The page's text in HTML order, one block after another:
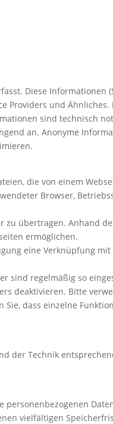
Diese Informationen
Providers und
sind technisch
an. Anonyme
die von einem
Browser,
zu übertragen. Anhand
ermöglichen.
eine Verknüpfung
sind regelmäßig so
deaktivieren. Bitte
dass einzelne
der Technik
vielfältigen